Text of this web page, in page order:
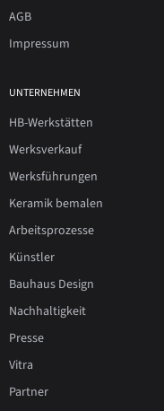
AGB
Impressum
UNTERNEHMEN
HB-Werkstätten
Werksverkauf
Werksführungen
Keramik bemalen
Arbeitsprozesse
Künstler
Bauhaus Design
Nachhaltigkeit
Presse
Vitra
Partner